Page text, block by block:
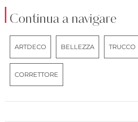
Continua a navigare
ARTDECO BELLEZZA TRUCCO
CORRETTORE